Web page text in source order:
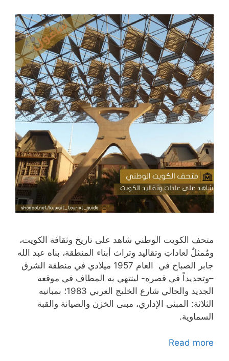
متحف الكويت الوطني شاهد على تاريخ وثقافة الكويت،
ومُمثلٌ لعاداتِ وتقاليد وتراث أبناء المنطقة، بناه عبد الله
جابر الصباح في العام 1957 ميلادي في منطقة الشرق
–وتحديداً في قصره- لينتهي به المطاف في موقعه
الجديد والحالي شارع الخليج العربي 1983؛ بمبانيه
الثلاثة: المبنى الإداري، مبنى الخزن والصيانة والقبة
السماوية.
Read more